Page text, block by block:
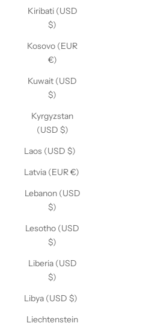
Kiribati (USD
$)
Kosovo (EUR
€)
Kuwait (USD
$)
Kyrgyzstan
(USD $)
Laos (USD $)
Latvia (EUR €)
Lebanon (USD
$)
Lesotho (USD
$)
Liberia (USD
$)
Libya (USD $)
Liechtenstein